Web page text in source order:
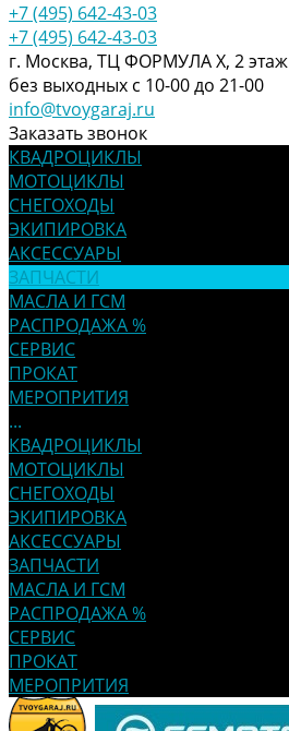
+7 (495) 642-43-03
+7 (495) 642-43-03
г. Москва, ТЦ ФОРМУЛА Х, 2 этаж
без выходных с 10-00 до 21-00
info@tvoygaraj.ru
Заказать звонок
КВАДРОЦИКЛЫ
МОТОЦИКЛЫ
СНЕГОХОДЫ
ЭКИПИРОВКА
АКСЕССУАРЫ
ЗАПЧАСТИ
МАСЛА И ГСМ
РАСПРОДАЖА %
СЕРВИС
ПРОКАТ
МЕРОПРИТИЯ
...
КВАДРОЦИКЛЫ
МОТОЦИКЛЫ
СНЕГОХОДЫ
ЭКИПИРОВКА
АКСЕССУАРЫ
ЗАПЧАСТИ
МАСЛА И ГСМ
РАСПРОДАЖА %
СЕРВИС
ПРОКАТ
МЕРОПРИТИЯ